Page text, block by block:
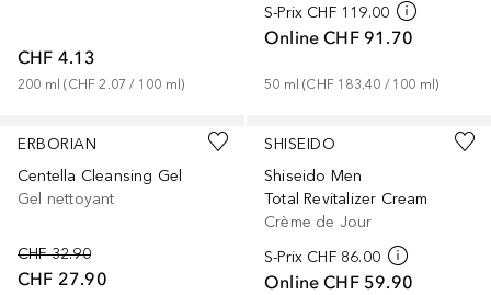
CHF 4.13
200 ml (CHF 2.07 / 100 ml)
S-Prix CHF 119.00
Online CHF 91.70
50 ml (CHF 183.40 / 100 ml)
ERBORIAN
Centella Cleansing Gel
Gel nettoyant
CHF 32.90
CHF 27.90
SHISEIDO
Shiseido Men
Total Revitalizer Cream
Crème de Jour
S-Prix CHF 86.00
Online CHF 59.90